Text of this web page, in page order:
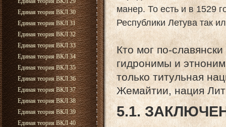
Единая теория ВКЛ 30
Единая теория ВКЛ 31
Единая теория ВКЛ 32
Единая теория ВКЛ 33
Единая теория ВКЛ 34
Единая теория ВКЛ 35
Единая теория ВКЛ 36
Единая теория ВКЛ 37
Единая теория ВКЛ 38
Единая теория ВКЛ 39
Единая теория ВКЛ 40
манер. То есть и в 1529
Республики Летува так
Кто мог по-
гидронимы и
только титульная
Жемайтии, нация
5.1.